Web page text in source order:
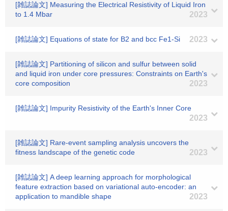
[雑誌論文] Measuring the Electrical Resistivity of Liquid Iron
to 1.4 Mbar
2023
[雑誌論文] Equations of state for B2 and bcc Fe1-Si 2023
[雑誌論文] Partitioning of silicon and sulfur between solid
and liquid iron under core pressures: Constraints on Earth's
core composition
2023
[雑誌論文] Impurity Resistivity of the Earth's Inner Core
2023
[雑誌論文] Rare-event sampling analysis uncovers the
fitness landscape of the genetic code
2023
[雑誌論文] A deep learning approach for morphological
feature extraction based on variational auto-encoder: an
application to mandible shape
2023